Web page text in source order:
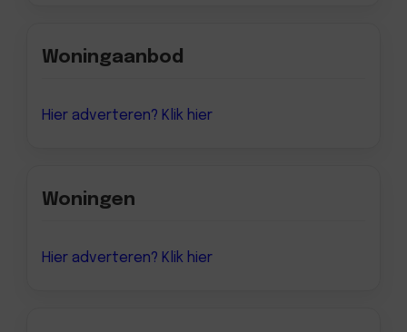
Woningaanbod
Hier adverteren? Klik hier
Woningen
Hier adverteren? Klik hier